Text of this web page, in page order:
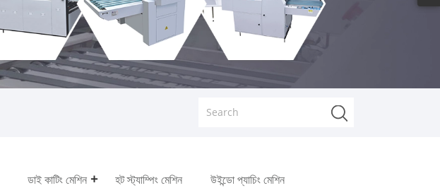
ডাই কাটিং মেশিন হট স্ট্যাম্পিং মেশিন উইন্ডো প্যাচিং মেশিন